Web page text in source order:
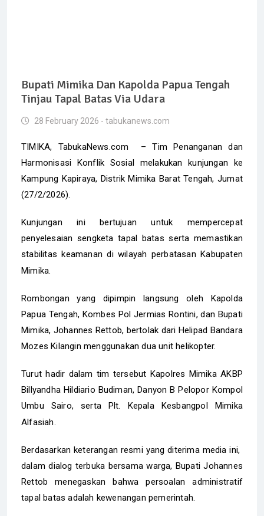
Bupati Mimika Dan Kapolda Papua Tengah
Tinjau Tapal Batas Via Udara
28 February 2026 - tabukanews.com
TIMIKA, TabukaNews.com – Tim Penanganan dan
Harmonisasi Konflik Sosial melakukan kunjungan ke
Kampung Kapiraya, Distrik Mimika Barat Tengah, Jumat
(27/2/2026).
Kunjungan ini bertujuan untuk mempercepat
penyelesaian sengketa tapal batas serta memastikan
stabilitas keamanan di wilayah perbatasan Kabupaten
Mimika.
Rombongan yang dipimpin langsung oleh Kapolda
Papua Tengah, Kombes Pol Jermias Rontini, dan Bupati
Mimika, Johannes Rettob, bertolak dari Helipad Bandara
Mozes Kilangin menggunakan dua unit helikopter.
Turut hadir dalam tim tersebut Kapolres Mimika AKBP
Billyandha Hildiario Budiman, Danyon B Pelopor Kompol
Umbu Sairo, serta Plt. Kepala Kesbangpol Mimika
Alfasiah.
Berdasarkan keterangan resmi yang diterima media ini, ​
dalam dialog terbuka bersama warga, Bupati Johannes
Rettob menegaskan bahwa persoalan administratif
tapal batas adalah kewenangan pemerintah.